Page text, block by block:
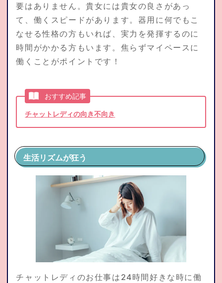
要はありません。貴女には貴女の良さがあっ
て、働くスピードがあります。器用に何でもこ
なせる性格の方もいれば、実力を発揮するのに
時間がかかる方もいます。焦らずマイペースに
働くことがポイントです！
おすすめ記事
チャットレディの向き不向き
生活リズムが狂う
チャットレディのお仕事は24時間好きな時に働